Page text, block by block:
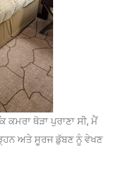
ਕਮਰਾ ਥੋੜਾ ਪੁਰਾਣਾ ਸੀ, ਮੈਂ
ਅਤੇ ਸੂਰਜ ਡੁੱਬਣ ਨੂੰ ਵੇਖਣ